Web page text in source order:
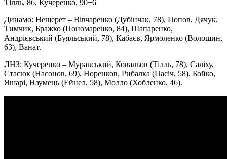
Тілль, 86, Кучеренко, 90+6
Динамо: Нещерет – Вівчаренко (Дубінчак, 78), Попов, Дячук,
Тимчик, Бражко (Пономаренко, 84), Шапаренко,
Андрієвський (Буяльський, 78), Кабаєв, Ярмоленко (Волошин,
63), Ванат.
ЛНЗ: Кучеренко – Муравський, Ковальов (Тілль, 78), Саліху,
Стасюк (Насонов, 69), Норенков, Рибалка (Пасіч, 58), Бойко,
Яшарі, Наумець (Ейнел, 58), Молло (Хобленко, 46).